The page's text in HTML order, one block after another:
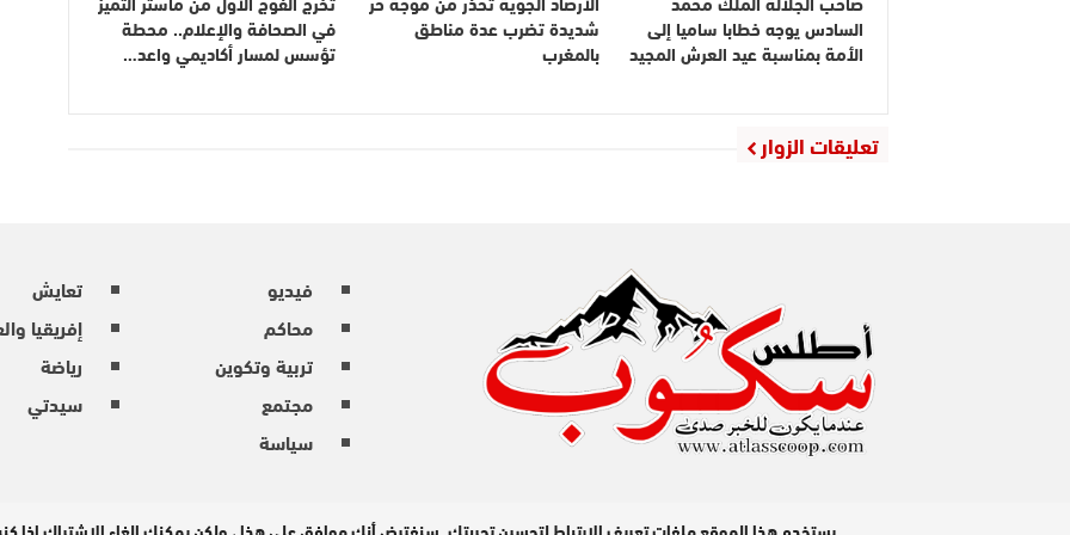
السادس يوجه خطابا ساميا إلى
الأمة بمناسبة عيد العرش المجيد
شديدة تضرب عدة مناطق
بالمغرب
في الصحافة والإعلام.. محطة
تؤسس لمسار أكاديمي واعد…
تعليقات الزوار
فيديو
محاكم
تربية وتكوين
مجتمع
سياسة
تعايش
إفريقيا
رياضة
سيدتي
مدير النشر : عبد الله عزي / جميع الحقوق محفوظة © 2026